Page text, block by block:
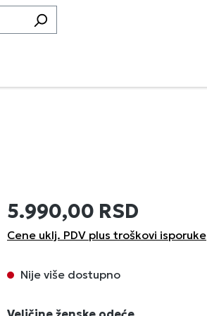
5.990,00 RSD
Cene uklj. PDV plus troškovi isporuke
Nije više dostupno
Izaberi